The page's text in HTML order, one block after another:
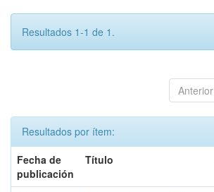
Resultados 1-1 de 1.
Anterior
Resultados por ítem:
Fecha de
publicación
Título